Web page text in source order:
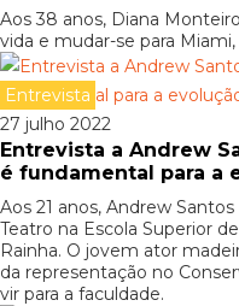
Aos 38 anos, Diana
vida e mudar-se para Miami,
Entrevista
27 julho 2022
Entrevista a Andrew
é fundamental para a
Aos 21 anos, Andrew
Teatro na Escola Superior
Rainha. O jovem ator
da representação no
vir para a faculdade.